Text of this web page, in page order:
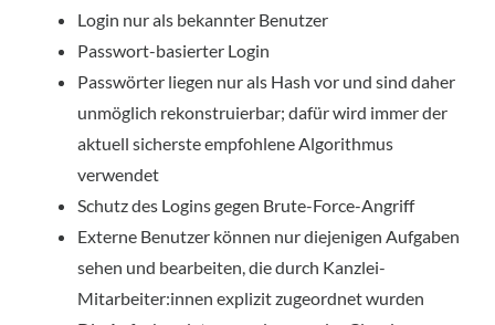
Login nur als bekannter Benutzer
Passwort-basierter Login
Passwörter liegen nur als Hash vor und sind daher
unmöglich rekonstruierbar; dafür wird immer der
aktuell sicherste empfohlene Algorithmus
verwendet
Schutz des Logins gegen Brute-Force-Angriff
Externe Benutzer können nur diejenigen Aufgaben
sehen und bearbeiten, die durch Kanzlei-
Mitarbeiter:innen explizit zugeordnet wurden